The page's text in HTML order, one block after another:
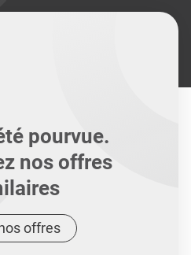
pourvue.
nos offres
offres